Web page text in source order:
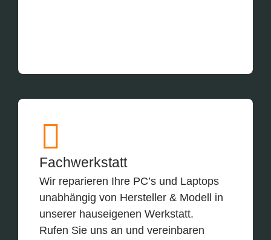
Fachwerkstatt
Wir reparieren Ihre PC’s und Laptops
unabhängig von Hersteller & Modell in
unserer hauseigenen Werkstatt.
Rufen Sie uns an und vereinbaren